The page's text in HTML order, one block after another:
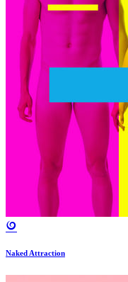
Naked Attraction